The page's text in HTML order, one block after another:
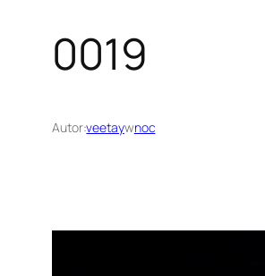
0019
Autor:veetaywnoc